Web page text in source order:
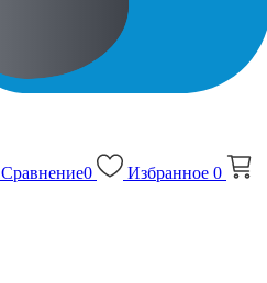
Сравнение0 Избранное 0